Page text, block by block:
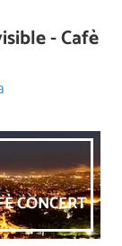
- Cafè
CONCERT